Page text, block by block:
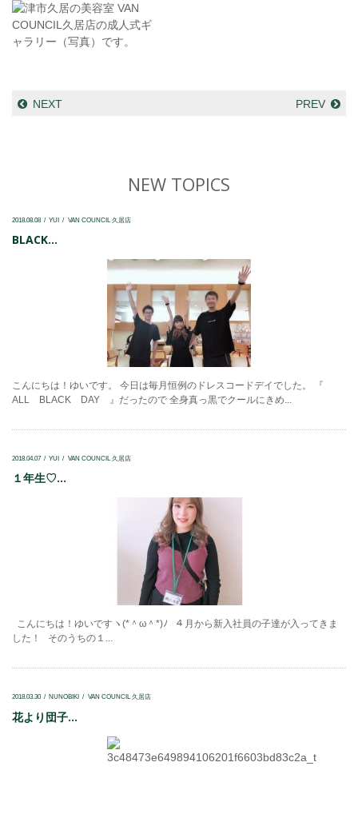
NEXT PREV
NEW TOPICS
2018.08.08 YUI VAN COUNCIL 久居店
BLACK...
こんにちは！ゆいです。 今日は毎月恒例のドレスコードデイでした。 『
ALL BLACK DAY 』だったので 全身真っ黒でクールにきめ...
2018.04.07 YUI VAN COUNCIL 久居店
１年生♡...
こんにちは！ゆいですヽ(*＾ω＾*)ﾉ ４月から新入社員の子達が入ってきま
した！ そのうちの１...
2018.03.30 NUNOBIKI VAN COUNCIL 久居店
花より団子...